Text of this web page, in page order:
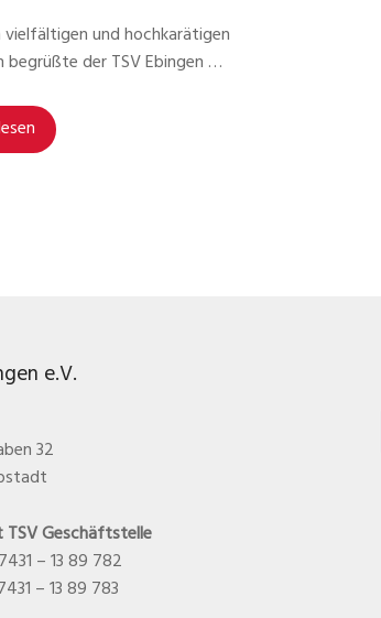
und hochkarätigen
begrüßte der TSV Ebingen …
e.V.
32
TSV Geschäftstelle
– 13 89 782
– 13 89 783